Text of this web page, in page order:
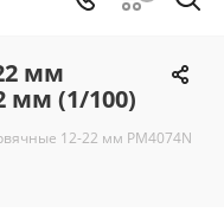
мм
мм (1/100)
12-22 мм PM4074N